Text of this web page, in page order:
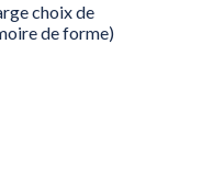
choix de
de forme)